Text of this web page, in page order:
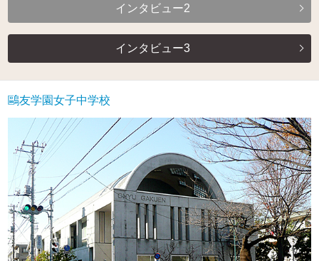
インタビュー2
インタビュー3
鷗友学園女子中学校